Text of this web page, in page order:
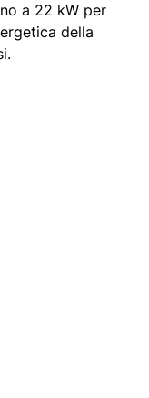
a 22 kW per
della